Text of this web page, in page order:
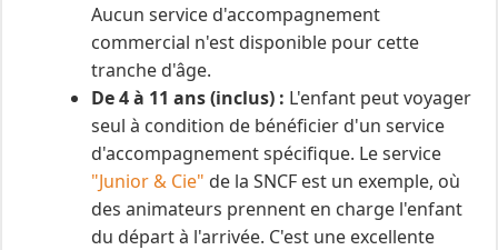
Aucun service d'accompagnement
commercial n'est disponible pour cette
tranche d'âge.
De 4 à 11 ans (inclus) : L'enfant peut voyager
seul à condition de bénéficier d'un service
d'accompagnement spécifique. Le service
"Junior & Cie" de la SNCF est un exemple, où
des animateurs prennent en charge l'enfant
du départ à l'arrivée. C'est une excellente